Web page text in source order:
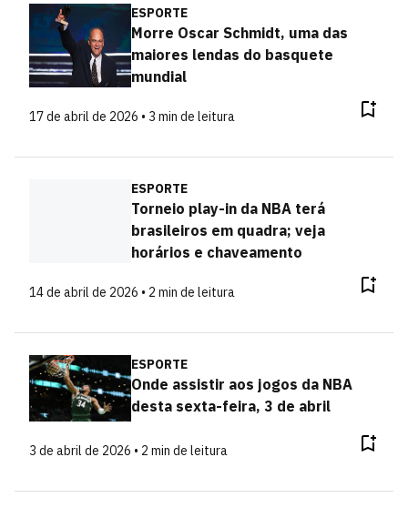
ESPORTE
Morre Oscar Schmidt, uma das
maiores lendas do basquete
mundial
17 de abril de 2026 • 3 min de leitura
ESPORTE
Torneio play-in da NBA terá
brasileiros em quadra; veja
horários e chaveamento
14 de abril de 2026 • 2 min de leitura
ESPORTE
Onde assistir aos jogos da NBA
desta sexta-feira, 3 de abril
3 de abril de 2026 • 2 min de leitura